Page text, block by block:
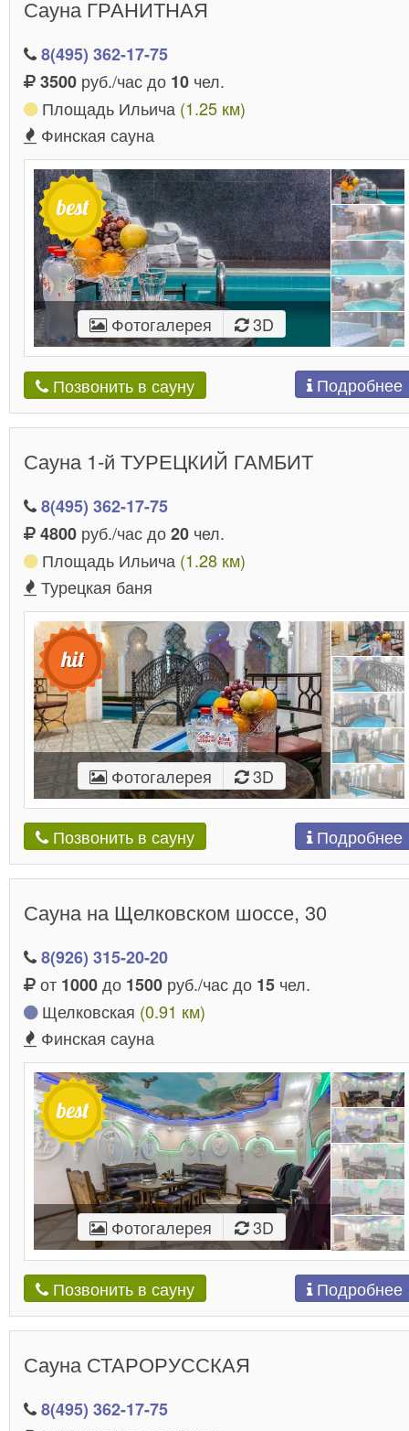
Сауна ГРАНИТНАЯ
8(495) 362-17-75
3500 руб./час до 10 чел.
Площадь Ильича (1.25 км)
Финская сауна
Фотогалерея 3D
Позвонить в сауну Подробнее
Сауна 1-й ТУРЕЦКИЙ ГАМБИТ
8(495) 362-17-75
4800 руб./час до20 чел.
Площадь Ильича (1.28 км)
Турецкая баня
Фотогалерея 3D
Позвонить в сауну Подробнее
Сауна на Щелковском шоссе, 30
8(926) 315-20-20
от 1000до 1500 руб./час до 15 чел.
Щелковская (0.91 км)
Финская сауна
Фотогалерея 3D
Позвонить в сауну Подробнее
Сауна СТАРОРУССКАЯ
8(495) 362-17-75